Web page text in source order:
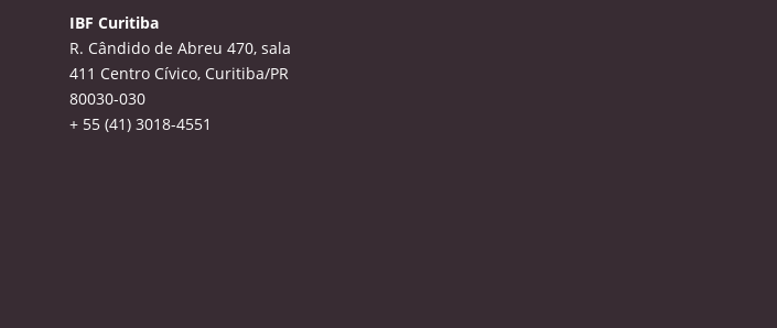
IBF Curitiba
R. Cândido de Abreu 470, sala
411 Centro Cívico, Curitiba/PR
80030-030
+ 55 (41) 3018-4551